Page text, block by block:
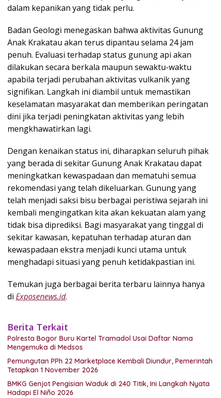
dalam kepanikan yang tidak perlu.
Badan Geologi menegaskan bahwa aktivitas Gunung
Anak Krakatau akan terus dipantau selama 24 jam
penuh. Evaluasi terhadap status gunung api akan
dilakukan secara berkala maupun sewaktu-waktu
apabila terjadi perubahan aktivitas vulkanik yang
signifikan. Langkah ini diambil untuk memastikan
keselamatan masyarakat dan memberikan peringatan
dini jika terjadi peningkatan aktivitas yang lebih
mengkhawatirkan lagi.
Dengan kenaikan status ini, diharapkan seluruh pihak
yang berada di sekitar Gunung Anak Krakatau dapat
meningkatkan kewaspadaan dan mematuhi semua
rekomendasi yang telah dikeluarkan. Gunung yang
telah menjadi saksi bisu berbagai peristiwa sejarah ini
kembali mengingatkan kita akan kekuatan alam yang
tidak bisa diprediksi. Bagi masyarakat yang tinggal di
sekitar kawasan, kepatuhan terhadap aturan dan
kewaspadaan ekstra menjadi kunci utama untuk
menghadapi situasi yang penuh ketidakpastian ini.
Temukan juga berbagai berita terbaru lainnya hanya
di Exposenews.id.
Berita Terkait
Polresta Bogor Buru Kartel Tramadol Usai Daftar Nama
Mengemuka di Medsos
Pemungutan PPh 22 Marketplace Kembali Diundur, Pemerintah
Tetapkan 1 November 2026
BMKG Genjot Pengisian Waduk di 240 Titik, Ini Langkah Nyata
Hadapi El Niño 2026